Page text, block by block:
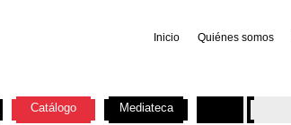
Inicio Quiénes somos
Catálogo Mediateca